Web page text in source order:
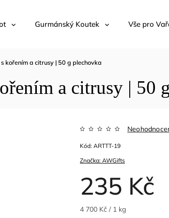
Gurmánský Koutek Vše pro
kořením a citrusy | 50 g plechovka
a citrusy | 50
Značka:AWGifts
235 Kč
4 700 Kč / 1 kg
Kód: ARTTT-19